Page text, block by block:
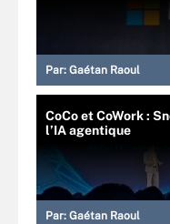
Par: Gaétan Raoul
CoCo et CoWork :
l’IA agentique
Par: Gaétan Raoul